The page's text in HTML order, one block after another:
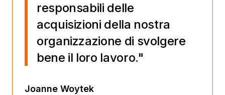
responsabili delle
acquisizioni della nostra
organizzazione di svolgere
bene il loro lavoro."
Joanne Woytek